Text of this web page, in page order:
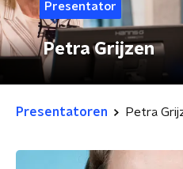
Presentator
Petra Grijzen
Presentatoren Petra